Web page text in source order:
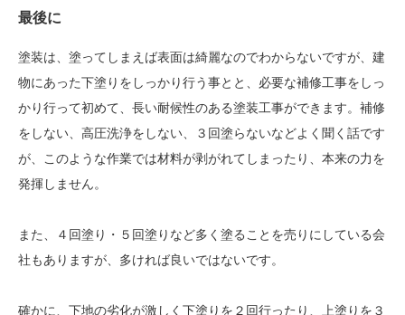
最後に
塗装は、塗ってしまえば表面は綺麗なのでわからないですが、建
物にあった下塗りをしっかり行う事とと、必要な補修工事をしっ
かり行って初めて、長い耐候性のある塗装工事ができます。補修
をしない、高圧洗浄をしない、３回塗らないなどよく聞く話です
が、このような作業では材料が剥がれてしまったり、本来の力を
発揮しません。
また、４回塗り・５回塗りなど多く塗ることを売りにしている会
社もありますが、多ければ良いではないです。
確かに、下地の劣化が激しく下塗りを２回行ったり、上塗りを３